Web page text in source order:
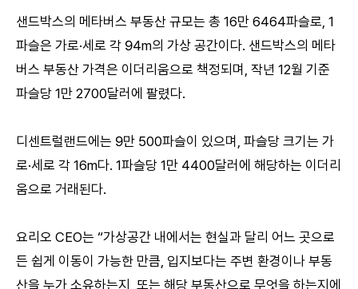
샌드박스의 메타버스 부동산 규모는 총 16만 6464파슬로, 1
파슬은 가로·세로 각 94m의 가상 공간이다. 샌드박스의 메타
버스 부동산 가격은 이더리움으로 책정되며, 작년 12월 기준
파슬당 1만 2700달러에 팔렸다.
디센트럴랜드에는 9만 500파슬이 있으며, 파슬당 크기는 가
로·세로 각 16m다. 1파슬당 1만 4400달러에 해당하는 이더리
움으로 거래된다.
요리오 CEO는 “가상공간 내에서는 현실과 달리 어느 곳으로
든 쉽게 이동이 가능한 만큼, 입지보다는 주변 환경이나 부동
산을 누가 소유하는지, 또는 해당 부동산으로 무엇을 하는지에